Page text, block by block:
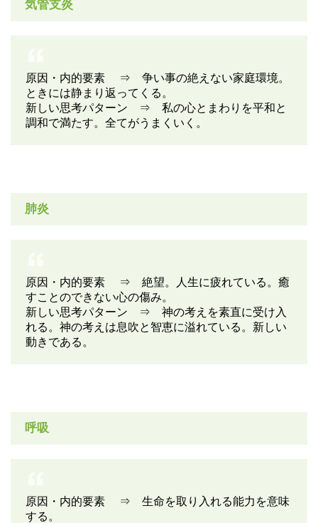
気管支炎
原因・内的要素 ⇒ 争い事の絶えない家庭環境。
ときには静まり返ってくる。
新しい思考パターン ⇒ 私の心とまわりを平和と
調和で満たす。全てがうまくいく。
肺炎
原因・内的要素 ⇒ 絶望。人生に疲れている。癒
すことのできない心の傷み。
新しい思考パターン ⇒ 神の考えを素直に受け入
れる。神の考えは息吹と智恵に溢れている。新しい
動きである。
呼吸
原因・内的要素 ⇒ 生命を取り入れる能力を意味
する。